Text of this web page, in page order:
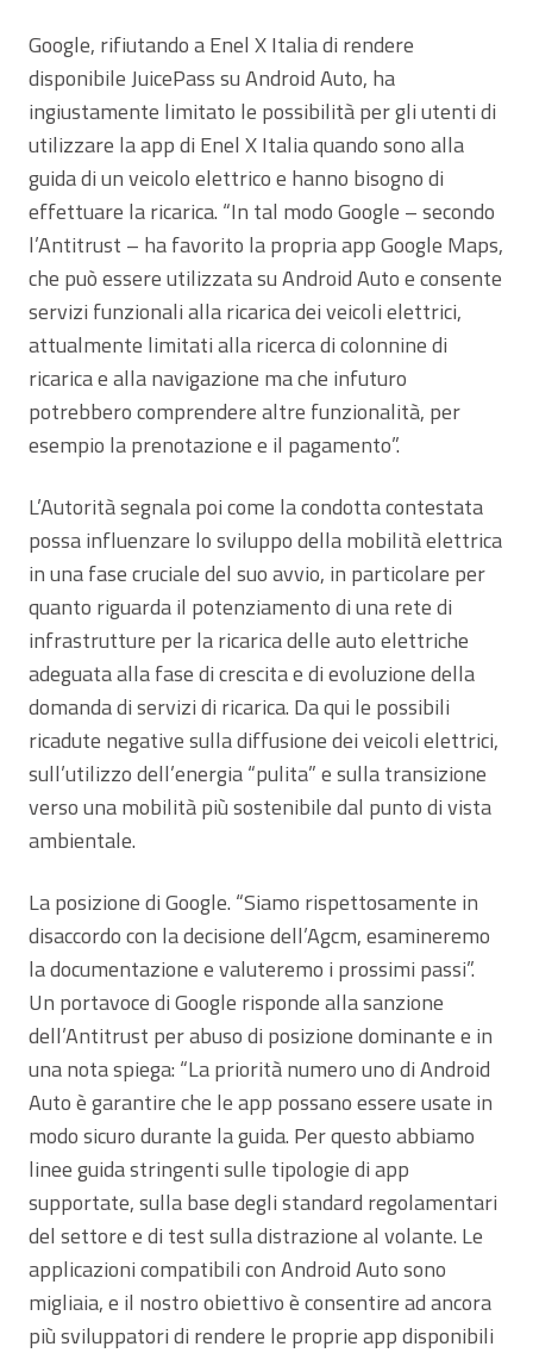
Google, rifiutando a Enel X Italia di rendere
disponibile JuicePass su Android Auto, ha
ingiustamente limitato le possibilità per gli utenti di
utilizzare la app di Enel X Italia quando sono alla
guida di un veicolo elettrico e hanno bisogno di
effettuare la ricarica. “In tal modo Google – secondo
l’Antitrust – ha favorito la propria app Google Maps,
che può essere utilizzata su Android Auto e consente
servizi funzionali alla ricarica dei veicoli elettrici,
attualmente limitati alla ricerca di colonnine di
ricarica e alla navigazione ma che infuturo
potrebbero comprendere altre funzionalità, per
esempio la prenotazione e il pagamento”.
L’Autorità segnala poi come la condotta contestata
possa influenzare lo sviluppo della mobilità elettrica
in una fase cruciale del suo avvio, in particolare per
quanto riguarda il potenziamento di una rete di
infrastrutture per la ricarica delle auto elettriche
adeguata alla fase di crescita e di evoluzione della
domanda di servizi di ricarica. Da qui le possibili
ricadute negative sulla diffusione dei veicoli elettrici,
sull’utilizzo dell’energia “pulita” e sulla transizione
verso una mobilità più sostenibile dal punto di vista
ambientale.
La posizione di Google. “Siamo rispettosamente in
disaccordo con la decisione dell’Agcm, esamineremo
la documentazione e valuteremo i prossimi passi”.
Un portavoce di Google risponde alla sanzione
dell’Antitrust per abuso di posizione dominante e in
una nota spiega: “La priorità numero uno di Android
Auto è garantire che le app possano essere usate in
modo sicuro durante la guida. Per questo abbiamo
linee guida stringenti sulle tipologie di app
supportate, sulla base degli standard regolamentari
del settore e di test sulla distrazione al volante. Le
applicazioni compatibili con Android Auto sono
migliaia, e il nostro obiettivo è consentire ad ancora
più sviluppatori di rendere le proprie app disponibili